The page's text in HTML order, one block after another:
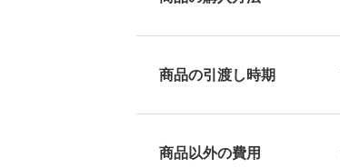
NEWS
商品の引渡し時期
商品以外の費用